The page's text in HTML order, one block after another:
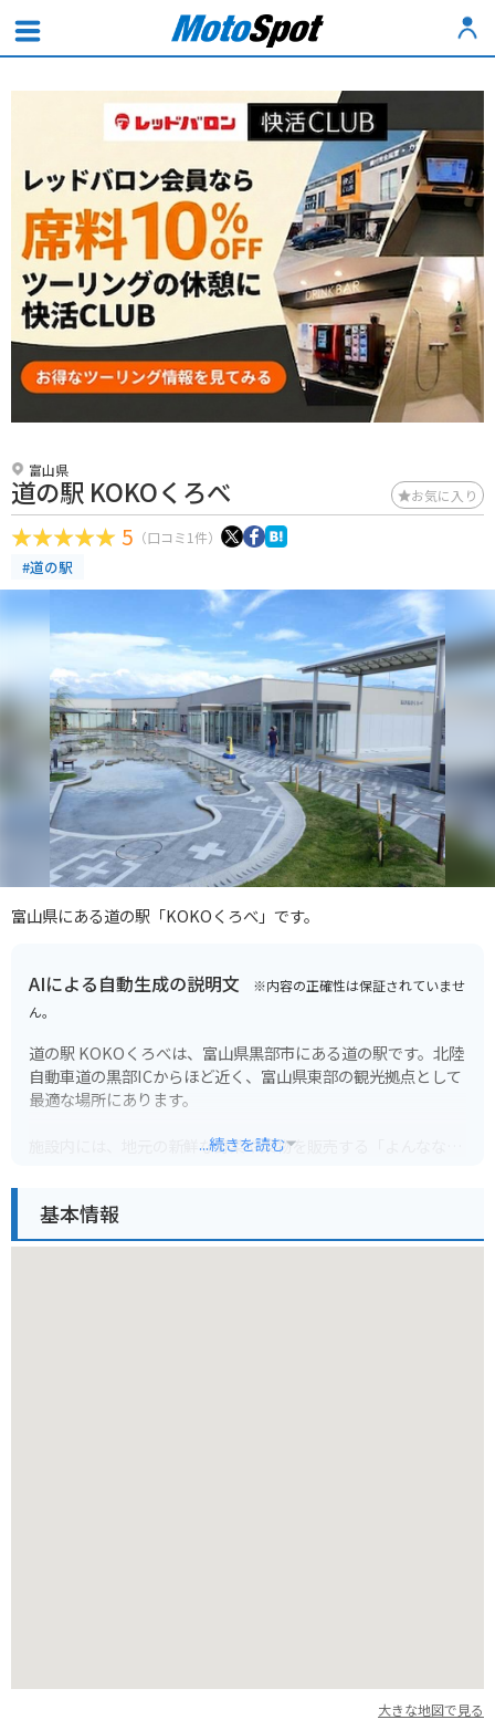
富山県
道の駅 KOKOくろべ お気に入り
5 （口コミ1件）
#道の駅
富山県にある道の駅「KOKOくろべ」です。
AIによる自動生成の説明文 ※内容の正確性は保証されていませ
ん。
道の駅 KOKOくろべは、富山県黒部市にある道の駅です。北陸
自動車道の黒部ICからほど近く、富山県東部の観光拠点として
最適な場所にあります。
施設内には、地元の新鮮な野菜や果物を販売する「よんなな市
また、富山湾の新鮮な魚介類を使った料理が楽しめるレストラ
...続きを読む
基本情報
大きな地図で見る